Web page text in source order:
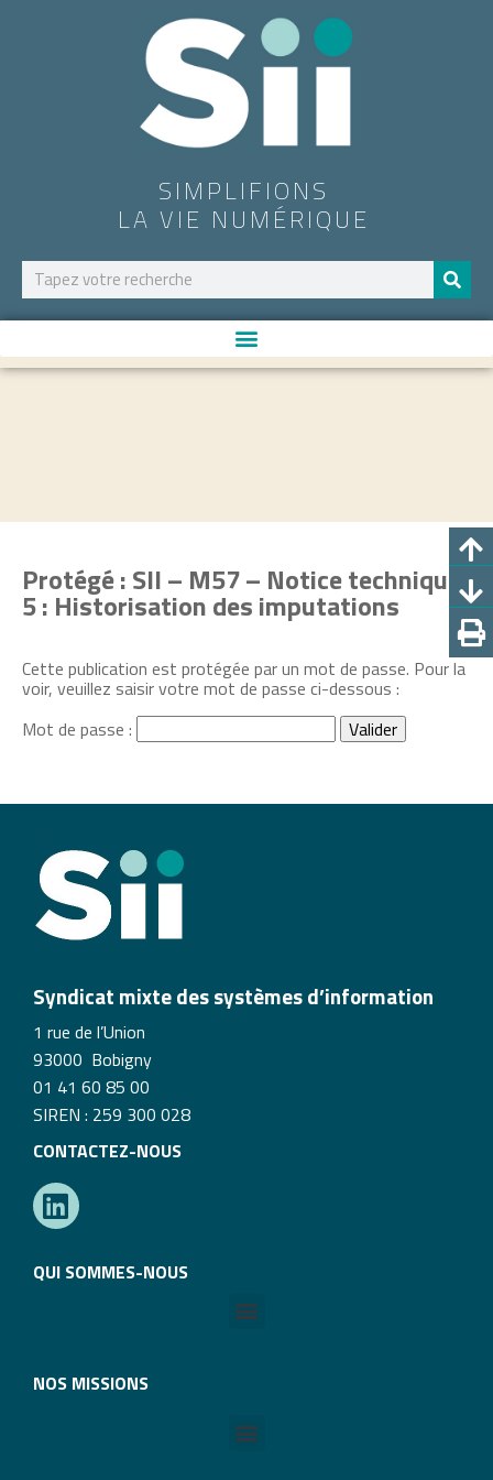
SIMPLIFIONS
LA VIE NUMÉRIQUE
Protégé : SII – M57 – Notice technique
5 : Historisation des imputations
Cette publication est protégée par un mot de passe. Pour la
voir, veuillez saisir votre mot de passe ci-dessous :
Mot de passe :
Syndicat mixte des systèmes d’information
1 rue de l’Union
93000 Bobigny
01 41 60 85 00
SIREN : 259 300 028
CONTACTEZ-NOUS
QUI SOMMES-NOUS
NOS MISSIONS